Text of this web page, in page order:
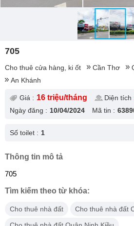
705
Cho thuê cửa hàng, ki ốt Cần Thơ
An Khánh
Giá : 16 triệu/tháng Diện tích
Ngày đăng : 10/04/2024 Mã tin :
Số toilet : 1
Thông tin mô tả
705
Tìm kiếm theo từ khóa:
Cho thuê nhà đất Cho thuê nhà đất